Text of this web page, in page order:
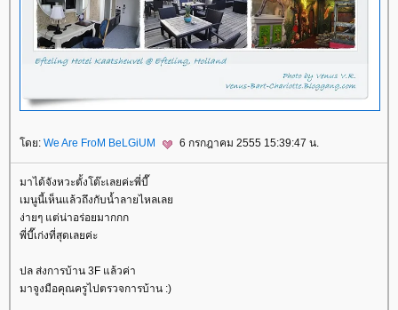
ดย: We Are FroM BeLGiUM 6 กรกฎาคม 2555 15:39:47 น.
มาได้จังหวะตั้งโต๊ะเลยค่ะพี่บี๊
เมนูนี้เห็นแล้วถึงกับน้ำลายไหลเล
ง่ายๆ แต่น่าอร่อยมากกก
พี่บี๊เก่งที่สุดเลยค่ะ
ปล ส่งการบ้าน 3F แล้วค่า
มาจูงมือคุณครูไปตรวจการบ้าน :)